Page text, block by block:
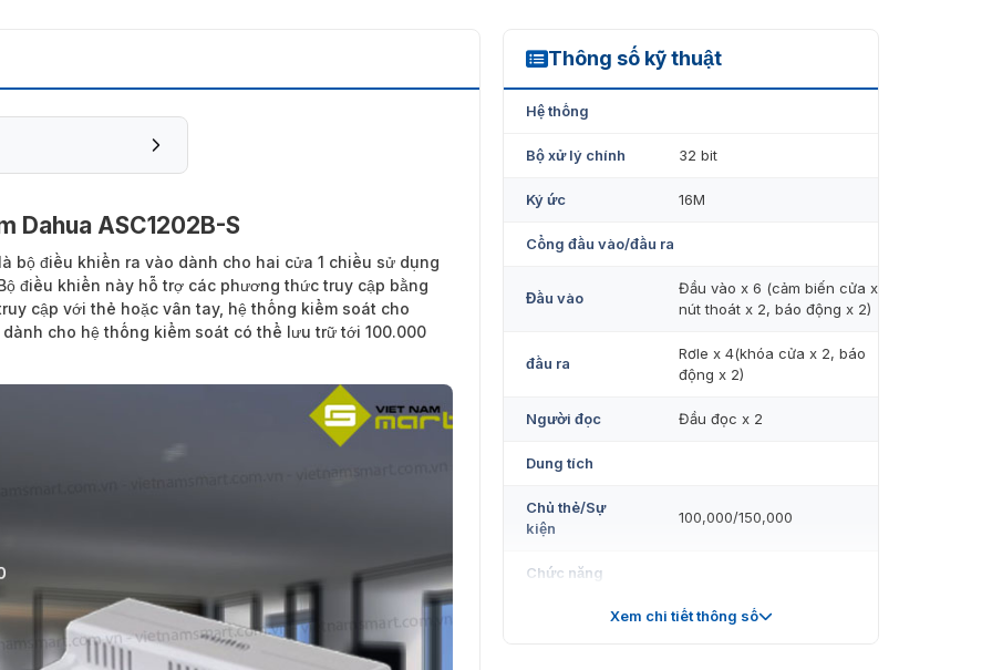
Dahua ASC1202B-S
là bộ điều khiển ra vào dành cho hai cửa 1 chiều sử dụng
điều khiển này hỗ trợ các phương thức truy cập bằng
cập với thẻ hoặc vân tay, hệ thống kiểm soát cho
cho hệ thống kiểm soát có thể lưu trữ tới 100.000
Thông số kỹ thuật
ASC1202B-S
Hệ thống
Bộ xử lý chính 32 bit
Ký ức 16M
Cổng đầu vào/đầu ra
Đầu vào
Đầu vào x 6 (cảm biến cửa x 2,
nút thoát x 2, báo động x 2)
đầu ra
Rơle x 4(khóa cửa x 2, báo
động x 2)
Người đọc Đầu đọc x 2
Dung tích
Chủ thẻ/Sự
kiện
100,000/150,000
Chức năng
Kiểm soát truy
Chống quay lại, Đa khóa liên
Xem chi tiết thông số